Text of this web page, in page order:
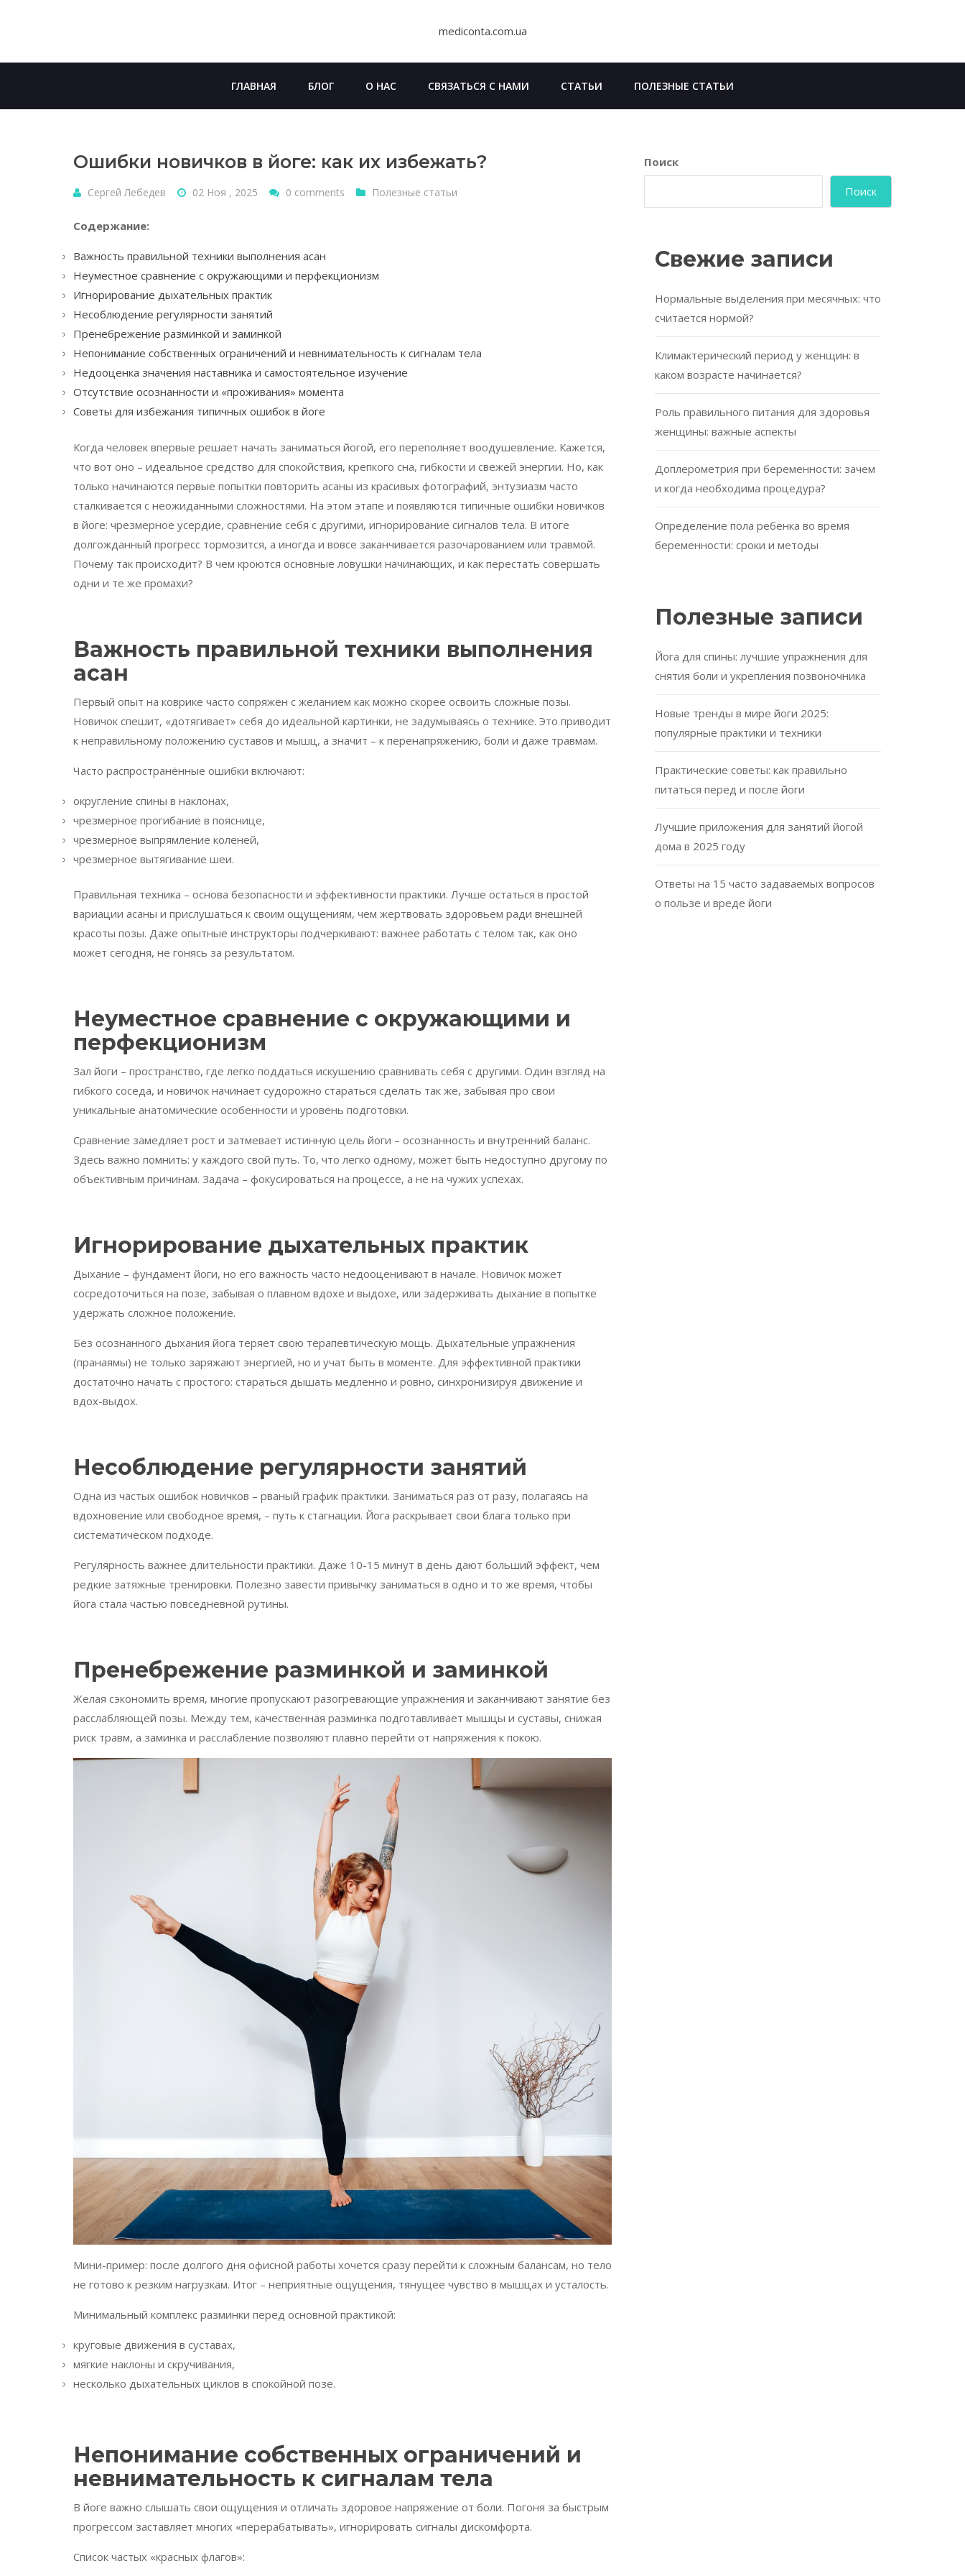
mediconta.com.ua
ГЛАВНАЯ БЛОГ О НАС СВЯЗАТЬСЯ С НАМИ СТАТЬИ ПОЛЕЗНЫЕ СТАТЬИ
Ошибки новичков в йоге: как их избежать?
Сергей Лебедев 02 Ноя , 2025 0 comments Полезные статьи
Содержание:
Важность правильной техники выполнения асан
Неуместное сравнение с окружающими и перфекционизм
Игнорирование дыхательных практик
Несоблюдение регулярности занятий
Пренебрежение разминкой и заминкой
Непонимание собственных ограничений и невнимательность к сигналам тела
Недооценка значения наставника и самостоятельное изучение
Отсутствие осознанности и «проживания» момента
Советы для избежания типичных ошибок в йоге
Когда человек впервые решает начать заниматься йогой, его переполняет воодушевление. Кажется,
что вот оно – идеальное средство для спокойствия, крепкого сна, гибкости и свежей энергии. Но, как
только начинаются первые попытки повторить асаны из красивых фотографий, энтузиазм часто
сталкивается с неожиданными сложностями. На этом этапе и появляются типичные ошибки новичков
в йоге: чрезмерное усердие, сравнение себя с другими, игнорирование сигналов тела. В итоге
долгожданный прогресс тормозится, а иногда и вовсе заканчивается разочарованием или травмой.
Почему так происходит? В чем кроются основные ловушки начинающих, и как перестать совершать
одни и те же промахи?
Важность правильной техники выполнения
асан
Первый опыт на коврике часто сопряжён с желанием как можно скорее освоить сложные позы.
Новичок спешит, «дотягивает» себя до идеальной картинки, не задумываясь о технике. Это приводит
к неправильному положению суставов и мышц, а значит – к перенапряжению, боли и даже травмам.
Часто распространённые ошибки включают:
округление спины в наклонах,
чрезмерное прогибание в пояснице,
чрезмерное выпрямление коленей,
чрезмерное вытягивание шеи.
Правильная техника – основа безопасности и эффективности практики. Лучше остаться в простой
вариации асаны и прислушаться к своим ощущениям, чем жертвовать здоровьем ради внешней
красоты позы. Даже опытные инструкторы подчеркивают: важнее работать с телом так, как оно
может сегодня, не гонясь за результатом.
Неуместное сравнение с окружающими и
перфекционизм
Зал йоги – пространство, где легко поддаться искушению сравнивать себя с другими. Один взгляд на
гибкого соседа, и новичок начинает судорожно стараться сделать так же, забывая про свои
уникальные анатомические особенности и уровень подготовки.
Сравнение замедляет рост и затмевает истинную цель йоги – осознанность и внутренний баланс.
Здесь важно помнить: у каждого свой путь. То, что легко одному, может быть недоступно другому по
объективным причинам. Задача – фокусироваться на процессе, а не на чужих успехах.
Игнорирование дыхательных практик
Дыхание – фундамент йоги, но его важность часто недооценивают в начале. Новичок может
сосредоточиться на позе, забывая о плавном вдохе и выдохе, или задерживать дыхание в попытке
удержать сложное положение.
Без осознанного дыхания йога теряет свою терапевтическую мощь. Дыхательные упражнения
(пранаямы) не только заряжают энергией, но и учат быть в моменте. Для эффективной практики
достаточно начать с простого: стараться дышать медленно и ровно, синхронизируя движение и
вдох-выдох.
Несоблюдение регулярности занятий
Одна из частых ошибок новичков – рваный график практики. Заниматься раз от разу, полагаясь на
вдохновение или свободное время, – путь к стагнации. Йога раскрывает свои блага только при
систематическом подходе.
Регулярность важнее длительности практики. Даже 10-15 минут в день дают больший эффект, чем
редкие затяжные тренировки. Полезно завести привычку заниматься в одно и то же время, чтобы
йога стала частью повседневной рутины.
Пренебрежение разминкой и заминкой
Желая сэкономить время, многие пропускают разогревающие упражнения и заканчивают занятие без
расслабляющей позы. Между тем, качественная разминка подготавливает мышцы и суставы, снижая
риск травм, а заминка и расслабление позволяют плавно перейти от напряжения к покою.
Мини-пример: после долгого дня офисной работы хочется сразу перейти к сложным балансам, но тело
не готово к резким нагрузкам. Итог – неприятные ощущения, тянущее чувство в мышцах и усталость.
Минимальный комплекс разминки перед основной практикой:
круговые движения в суставах,
мягкие наклоны и скручивания,
несколько дыхательных циклов в спокойной позе.
Непонимание собственных ограничений и
невнимательность к сигналам тела
В йоге важно слышать свои ощущения и отличать здоровое напряжение от боли. Погоня за быстрым
прогрессом заставляет многих «перерабатывать», игнорировать сигналы дискомфорта.
Список частых «красных флагов»:
Поиск
Поиск
Свежие записи
Нормальные выделения при месячных: что
считается нормой?
Климактерический период у женщин: в
каком возрасте начинается?
Роль правильного питания для здоровья
женщины: важные аспекты
Доплерометрия при беременности: зачем
и когда необходима процедура?
Определение пола ребенка во время
беременности: сроки и методы
Полезные записи
Йога для спины: лучшие упражнения для
снятия боли и укрепления позвоночника
Новые тренды в мире йоги 2025:
популярные практики и техники
Практические советы: как правильно
питаться перед и после йоги
Лучшие приложения для занятий йогой
дома в 2025 году
Ответы на 15 часто задаваемых вопросов
о пользе и вреде йоги